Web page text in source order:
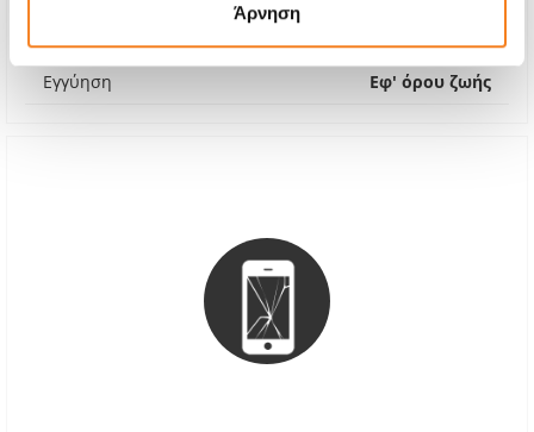
Άρνηση
Εγγύηση
Εφ' όρου ζωής